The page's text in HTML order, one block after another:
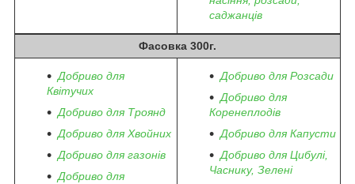
саджанців
Фасовка 300г.
Добриво для
Квітучих
Добриво для Троянд
Добриво для Хвойних
Добриво для газонів
Добриво для
Добриво для Розсади
Добриво для
Коренеплодів
Добриво для Капусти
Добриво для Цибулі,
Часнику, Зелені